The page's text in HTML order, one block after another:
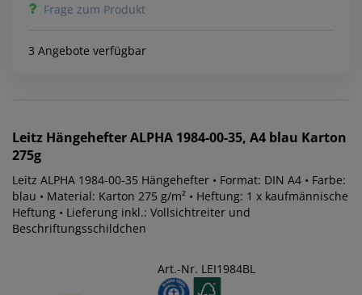
Frage zum Produkt
3 Angebote verfügbar
Leitz Hängehefter ALPHA 1984-00-35, A4 blau Karton
275g
Leitz ALPHA 1984-00-35 Hängehefter • Format: DIN A4 • Farbe:
blau • Material: Karton 275 g/m² • Heftung: 1 x kaufmännische
Heftung • Lieferung inkl.: Vollsichtreiter und
Beschriftungsschildchen
Art.-Nr. LEI1984BL